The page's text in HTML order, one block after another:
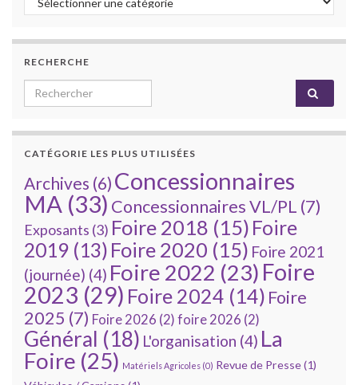
RECHERCHE
Search for:
CATÉGORIE LES PLUS UTILISÉES
Archives (6) Concessionnaires
MA (33) Concessionnaires VL/PL (7)
Exposants (3) Foire 2018 (15) Foire
2019 (13) Foire 2020 (15) Foire 2021
(journée) (4) Foire 2022 (23) Foire
2023 (29) Foire 2024 (14) Foire
2025 (7) Foire 2026 (2) foire 2026 (2)
Général (18) L'organisation (4) La
Foire (25) Matériels Agricoles (0) Revue de Presse(1)